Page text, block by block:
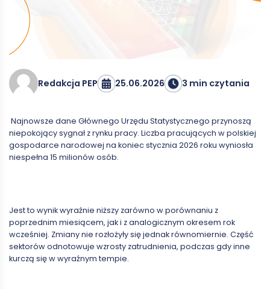
Redakcja PEP 25.06.2026 3 min czytania
Najnowsze dane Głównego Urzędu Statystycznego przynoszą
niepokojący sygnał z rynku pracy. Liczba pracujących w polskiej
gospodarce narodowej na koniec stycznia 2026 roku wyniosła
niespełna 15 milionów osób.
Jest to wynik wyraźnie niższy zarówno w porównaniu z
poprzednim miesiącem, jak i z analogicznym okresem rok
wcześniej. Zmiany nie rozłożyły się jednak równomiernie. Część
sektorów odnotowuje wzrosty zatrudnienia, podczas gdy inne
kurczą się w wyraźnym tempie.